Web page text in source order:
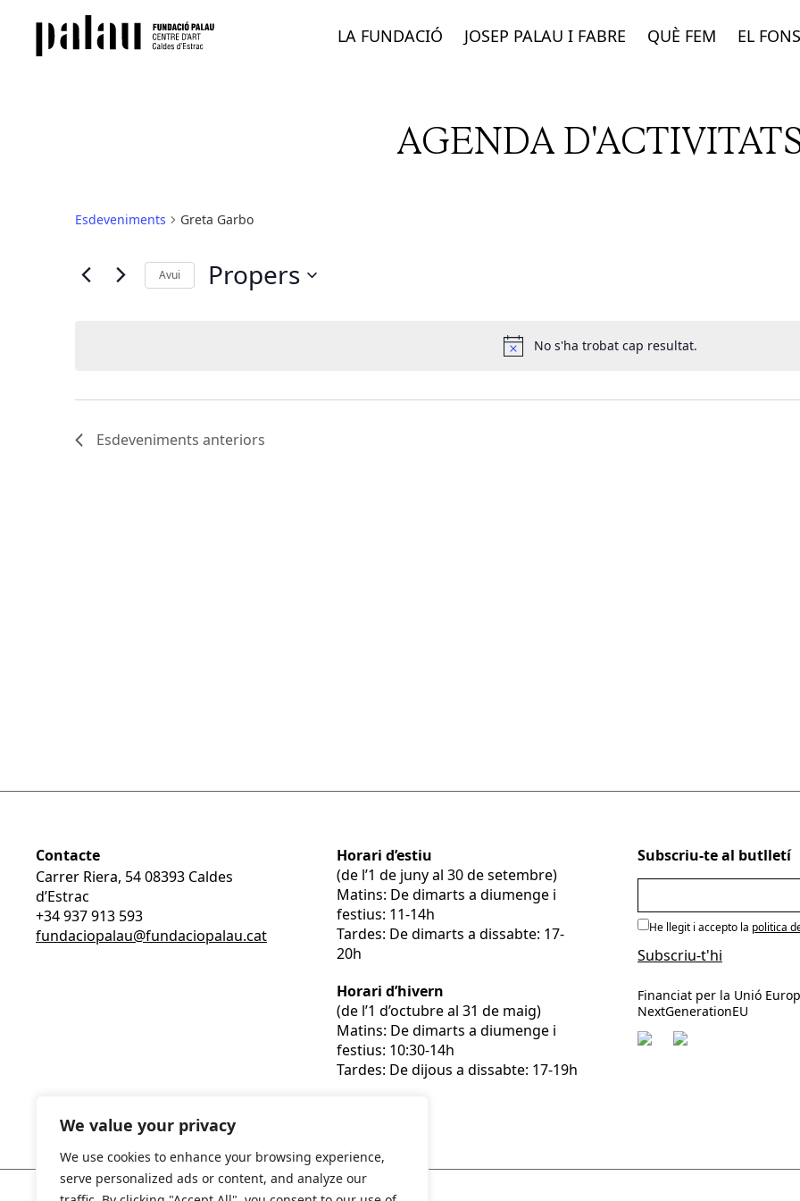
We value your privacy
We use cookies to enhance your browsing experience,
serve personalized ads or content, and analyze our
LA FUNDACIÓ JOSEP PALAU I FABRE QUÈ FEM EL FONS
AGENDA
Notice
No s'ha trobat cap resultat.
Esdeveniments Greta Garbo
Avui Propers
Esdeveniments anteriors
Contacte
Carrer Riera, 54 08393 Caldes
d’Estrac
+34 937 913 593
fundaciopalau@fundaciopalau.cat
Horari d’estiu
(de l’1 de juny al 30 de setembre)
Matins: De dimarts a diumenge i
festius: 11-14h
Tardes: De dimarts a dissabte: 17-
20h
Horari d’hivern
(de l’1 d’octubre al 31 de maig)
Matins: De dimarts a diumenge i
festius: 10:30-14h
Tardes: De dijous a dissabte: 17-19h
Subscriu-te al butlletí
He llegit i accepto la politica
Financiat per la Unió
NextGenerationEU